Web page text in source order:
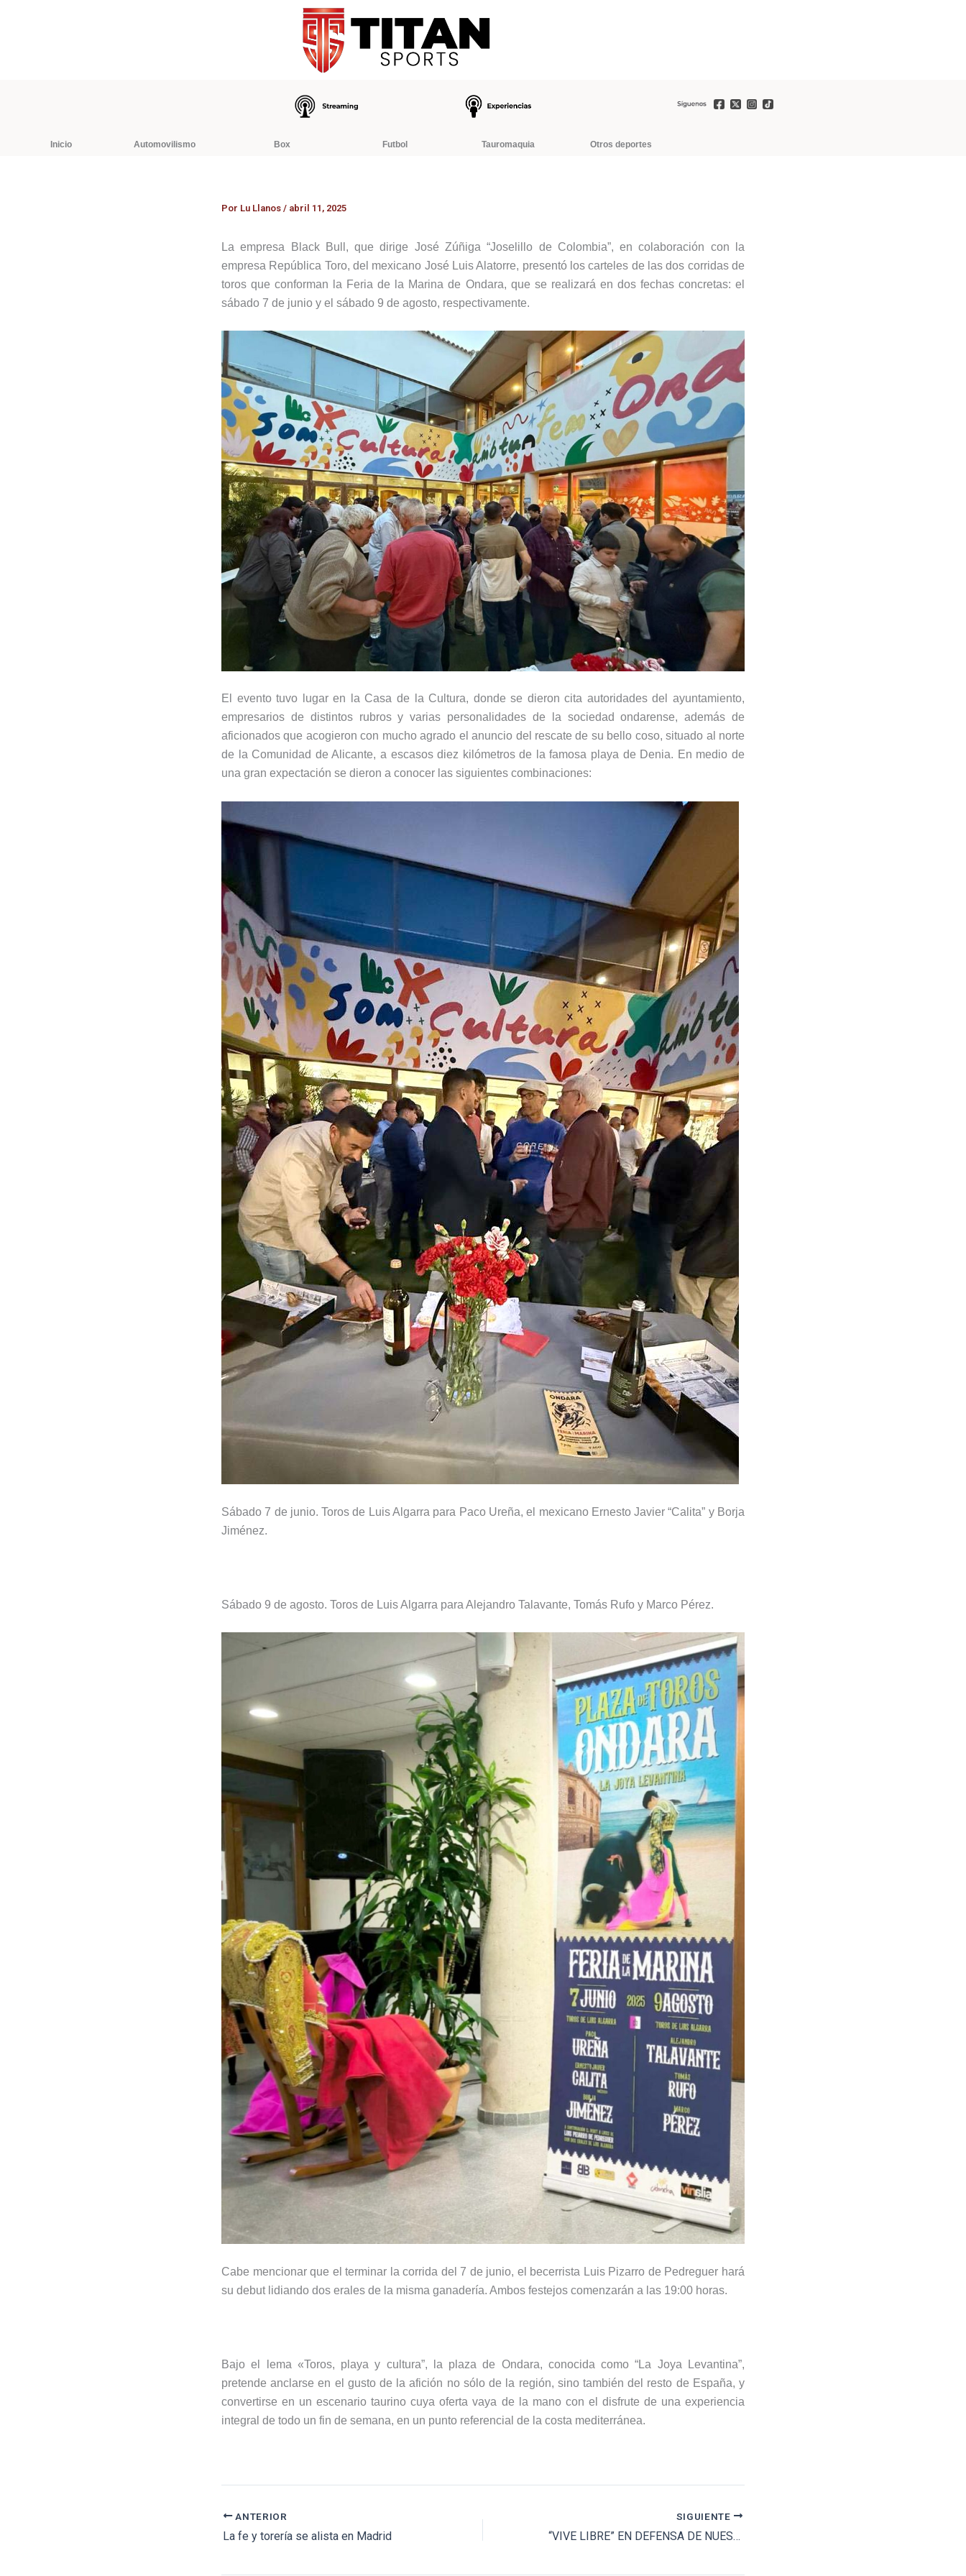
Inicio Automovilismo Box Futbol Tauromaquia Otros deportes
Por Lu Llanos / abril 11, 2025
La empresa Black Bull, que dirige José Zúñiga “Joselillo de Colombia”, en colaboración con la
empresa República Toro, del mexicano José Luis Alatorre, presentó los carteles de las dos corridas de
toros que conforman la Feria de la Marina de Ondara, que se realizará en dos fechas concretas: el
sábado 7 de junio y el sábado 9 de agosto, respectivamente.
El evento tuvo lugar en la Casa de la Cultura, donde se dieron cita autoridades del ayuntamiento,
empresarios de distintos rubros y varias personalidades de la sociedad ondarense, además de
aficionados que acogieron con mucho agrado el anuncio del rescate de su bello coso, situado al norte
de la Comunidad de Alicante, a escasos diez kilómetros de la famosa playa de Denia. En medio de
una gran expectación se dieron a conocer las siguientes combinaciones:
Sábado 7 de junio. Toros de Luis Algarra para Paco Ureña, el mexicano Ernesto Javier “Calita” y Borja
Jiménez.
Sábado 9 de agosto. Toros de Luis Algarra para Alejandro Talavante, Tomás Rufo y Marco Pérez.
Cabe mencionar que el terminar la corrida del 7 de junio, el becerrista Luis Pizarro de Pedreguer hará
su debut lidiando dos erales de la misma ganadería. Ambos festejos comenzarán a las 19:00 horas.
Bajo el lema «Toros, playa y cultura”, la plaza de Ondara, conocida como “La Joya Levantina”,
pretende anclarse en el gusto de la afición no sólo de la región, sino también del resto de España, y
convertirse en un escenario taurino cuya oferta vaya de la mano con el disfrute de una experiencia
integral de todo un fin de semana, en un punto referencial de la costa mediterránea.
ANTERIOR
La fe y torería se alista en Madrid
SIGUIENTE
“VIVE LIBRE” EN DEFENSA DE NUESTRA CULTURA Y TRADICIONES